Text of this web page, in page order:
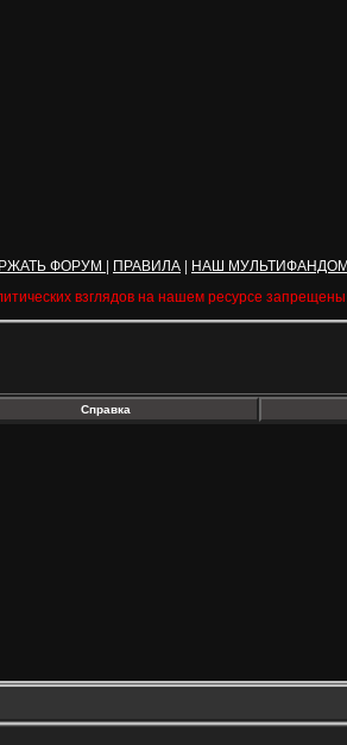
ФОРУМ ПРАВИЛА
НАШ
взглядов на нашем ресурсе
Справка